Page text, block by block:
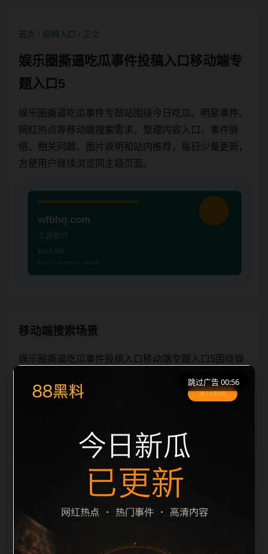
首页 投稿入口
娱乐圈撕逼吃瓜事件投稿入口移动端专
题入口5
娱乐圈撕逼吃瓜事件专题站围绕今日吃瓜、明星事件、
网红热点等移动端搜索需求，整理内容入口、事件脉
络、相关问题、图片说明和站内推荐，每日少量更新，
方便用户继续浏览同主题页面。
移动端搜索场景
娱乐圈撕逼吃瓜事件投稿入口移动端专题入口5围绕娱
览习惯整理标题、描述、图片和站内推荐。用户进入页
览。本页强调内容归集和主题一致性，避免无关关键词
堆砌，也避免多个站点同步发布完全相同的标题。图片
说明、文件名、alt 和 title 均围绕主关键词、栏目词和
文章标题生成，便于搜索引擎理解页面主题。后续采集
时将继续执行远程图片本地化、坏图默认图兜底、标题
重复过滤和 descrip
跳过广告 00:56